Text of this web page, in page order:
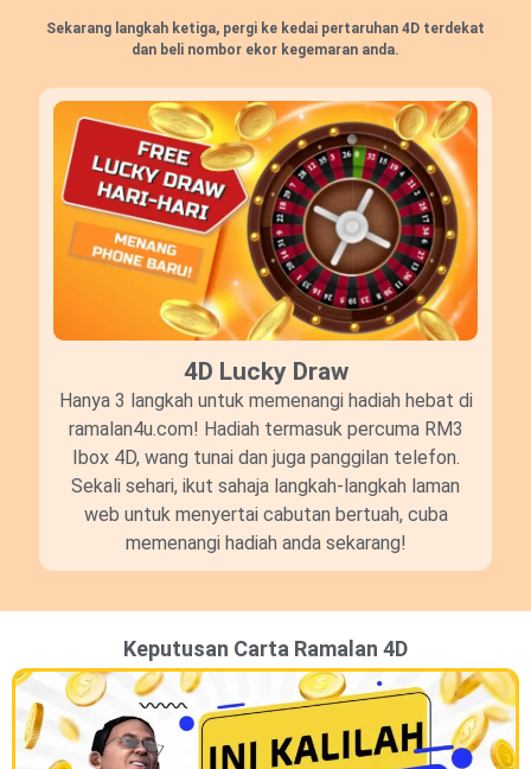
Sekarang langkah ketiga, pergi ke kedai pertaruhan 4D terdekat
dan beli nombor ekor kegemaran anda.
4D Lucky Draw​
Hanya 3 langkah untuk memenangi hadiah hebat di
ramalan4u.com! Hadiah termasuk percuma RM3
Ibox 4D, wang tunai dan juga panggilan telefon.
Sekali sehari, ikut sahaja langkah-langkah laman
web untuk menyertai cabutan bertuah, cuba
memenangi hadiah anda sekarang!
Keputusan Carta Ramalan 4D